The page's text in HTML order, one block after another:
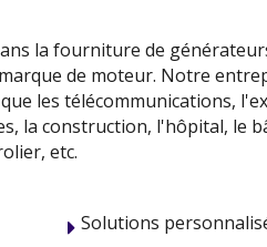
la fourniture de
de moteur. Notre
les télécommunications,
la construction, l'hôpital, le
etc.
Solutions